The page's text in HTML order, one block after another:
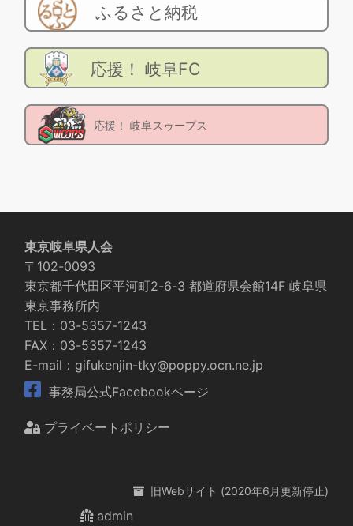
ふるさと納税
応援！ 岐阜FC
応援！ 岐阜スゥープス
東京岐阜県人会
〒102-0093
東京都千代田区平河町2-6-3 都道府県会館14F 岐阜県
東京事務所内
TEL：03-5357-1243
FAX：03-5357-1243
E-mail：gifukenjin-tky@poppy.ocn.ne.jp
事務局公式Facebookベージ
プライベートポリシー
旧Webサイト (2020年6月更新停止)
admin